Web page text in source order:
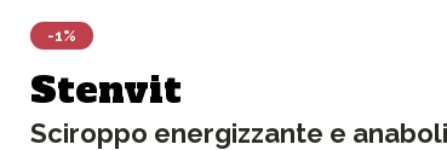
-1%
Stenvit
Sciroppo energizzante e